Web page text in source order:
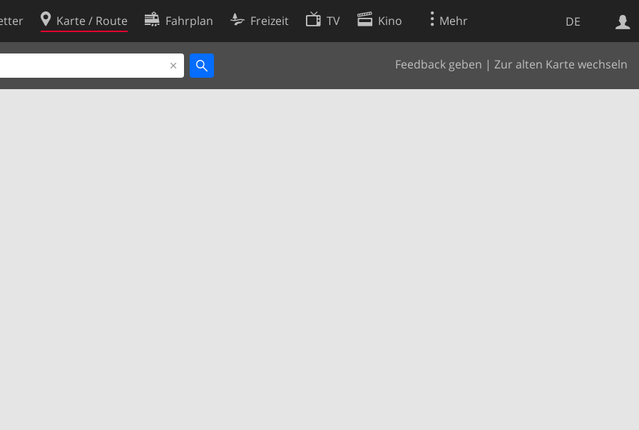
DE
Karte / Route Fahrplan Freizeit TV Kino Mehr
Feedback geben | Zur alten Karte wechseln
Websuche
Cookie-Richtlinie
Cookie-Einstellungen